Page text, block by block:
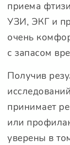
приема
УЗИ, ЭКГ и
очень
с запасом
Получив
принимает
или
уверены в